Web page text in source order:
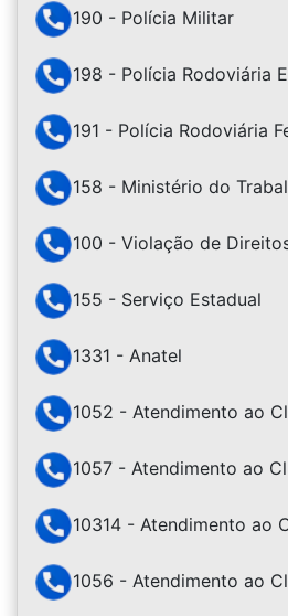
190 - Polícia Militar
198 - Polícia Rodoviária
191 - Polícia Rodoviária
158 - Ministério do
100 - Violação de
155 - Serviço Estadual
1331 - Anatel
1052 - Atendimento ao
1057 - Atendimento ao
10314 - Atendimento ao
1056 - Atendimento ao